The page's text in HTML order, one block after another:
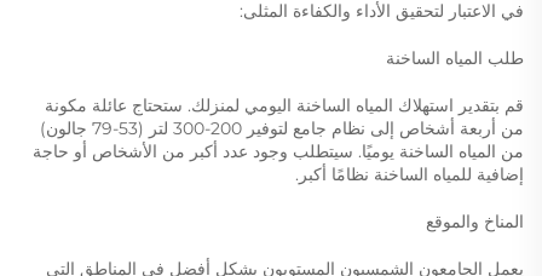
في الاعتبار لتحقيق الأداء والكفاءة المثلى:
طلب المياه الساخنة
قم بتقدير استهلاك المياه الساخنة اليومي لمنزلك. ستحتاج عائلة مكونة
من أربعة أشخاص إلى نظام جامع لتوفير 200-300 لتر (53-79 جالون)
من المياه الساخنة يوميًا. سيتطلب وجود عدد أكبر من الأشخاص أو حاجة
إضافية للمياه الساخنة نظامًا أكبر.
المناخ والموقع
يعمل الجامعون الشمسيون المستويون بشكل أفضل في المناطق التي